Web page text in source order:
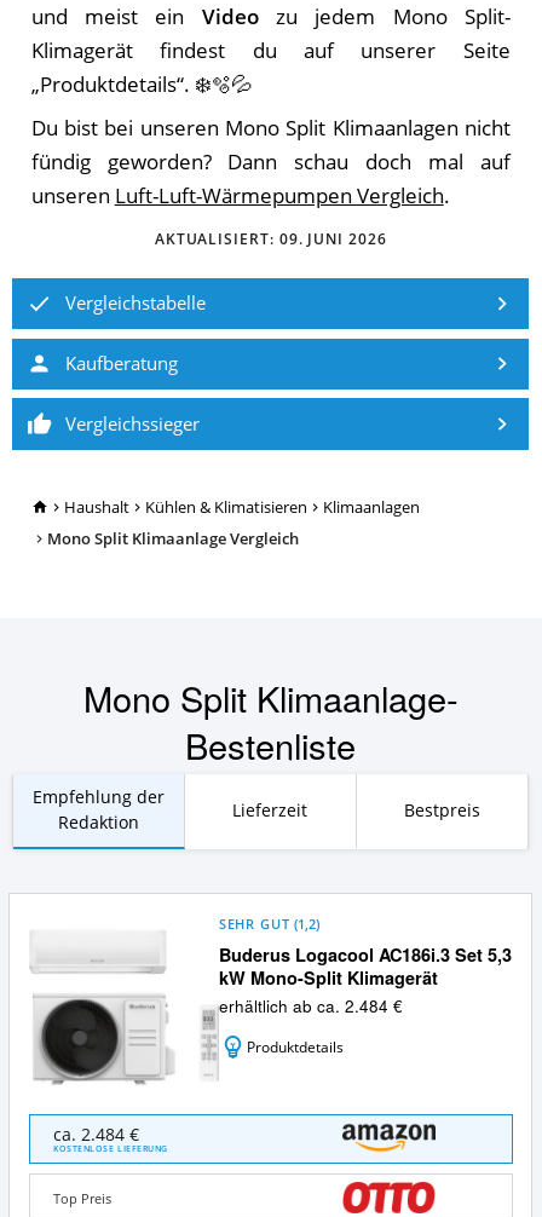
TopRatgeber24.de
Haushalt Kühlen & Klimatisieren
Klimaanlagen
Mono Split Klimaanlage Vergleich
und meist ein Videozu jedem Mono Split-
Klimagerät findest du auf unserer Seite
„Produktdetails“. ❄️🫧💦
Du bist bei unseren Mono Split Klimaanlagen nicht
fündig geworden? Dann schau doch mal auf
unseren Luft-Luft-Wärmepumpen Vergleich.
AKTUALISIERT: 09. JUNI 2026
Vergleichstabelle
Kaufberatung
Vergleichssieger
Mono Split Klimaanlage-
Bestenliste
Empfehlung der
Redaktion
Lieferzeit Bestpreis
Buderus Logacool AC186i.3 Set 5,3
kW Mono-Split Klimagerät
SEHR GUT (1,2)
erhältlich ab ca. 2.484 €
Produktdetails
Buderus
Logacool
AC186i.3
ca. 2.484 €
KOSTENLOSE LIEFERUNG
Top Preis